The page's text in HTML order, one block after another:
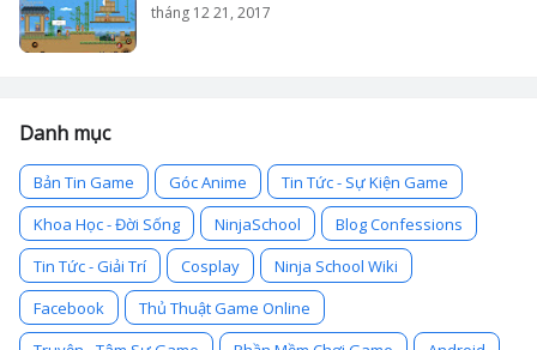
tháng 12 21, 2017
Danh mục
Bản Tin Game Góc Anime
Tin Tức - Sự Kiện Game
Khoa Học - Đời Sống
NinjaSchool
Blog Confessions
Tin Tức - Giải Trí
Cosplay
Ninja School Wiki
Facebook
Thủ Thuật Game Online